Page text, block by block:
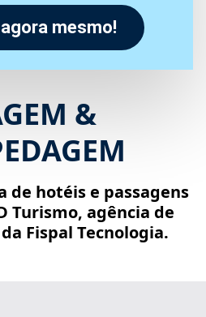
mesmo!
&
de hotéis e passagens
Turismo, agência de
Fispal Tecnologia.